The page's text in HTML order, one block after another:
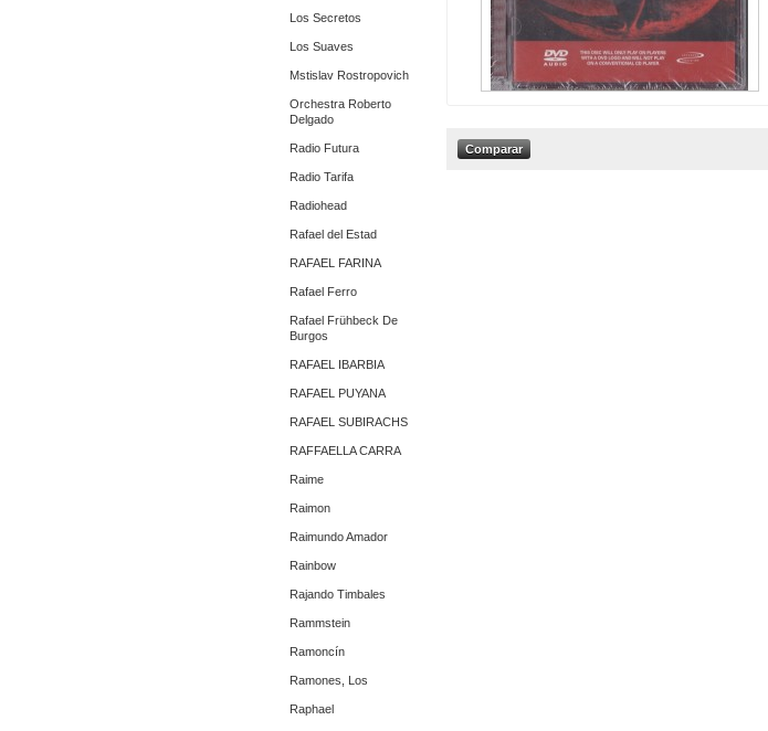
Los Secretos
Los Suaves
Mstislav Rostropovich
Orchestra Roberto
Delgado
Radio Futura
Radio Tarifa
Radiohead
Rafael del Estad
RAFAEL FARINA
Rafael Ferro
Rafael Frühbeck De
Burgos
RAFAEL IBARBIA
RAFAEL PUYANA
RAFAEL SUBIRACHS
RAFFAELLA CARRA
Raime
Raimon
Raimundo Amador
Rainbow
Rajando Timbales
Rammstein
Ramoncín
Ramones, Los
Raphael